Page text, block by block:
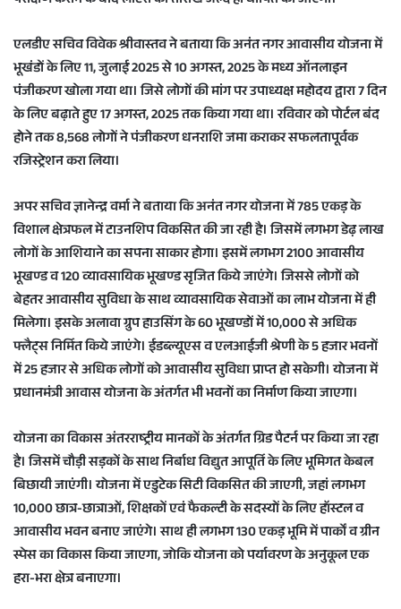
एलडीए सचिव विवेक श्रीवास्तव ने बताया कि अनंत नगर आवासीय योजना में
भूखंडों के लिए 11, जुलाई 2025 से 10 अगस्त, 2025 के मध्य ऑनलाइन
पंजीकरण खोला गया था। जिसे लोगों की मांग पर उपाध्यक्ष महोदय द्वारा 7 दिन
के लिए बढ़ाते हुए 17 अगस्त, 2025 तक किया गया था। रविवार को पोर्टल बंद
होने तक 8,568 लोगों ने पंजीकरण धनराशि जमा कराकर सफलतापूर्वक
रजिस्ट्रेशन करा लिया।
अपर सचिव ज्ञानेन्द्र वर्मा ने बताया कि अनंत नगर योजना में 785 एकड़ के
विशाल क्षेत्रफल में टाउनशिप विकसित की जा रही है। जिसमें लगभग डेढ़ लाख
लोगों के आशियाने का सपना साकार होगा। इसमें लगभग 2100 आवासीय
भूखण्ड व 120 व्यावसायिक भूखण्ड सृजित किये जाएंगे। जिससे लोगों को
बेहतर आवासीय सुविधा के साथ व्यावसायिक सेवाओं का लाभ योजना में ही
मिलेगा। इसके अलावा ग्रुप हाउसिंग के 60 भूखण्डों में 10,000 से अधिक
फ्लैट्स निर्मित किये जाएंगे। ईडब्ल्यूएस व एलआईजी श्रेणी के 5 हजार भवनों
में 25 हजार से अधिक लोगों को आवासीय सुविधा प्राप्त हो सकेगी। योजना में
प्रधानमंत्री आवास योजना के अंतर्गत भी भवनों का निर्माण किया जाएगा।
योजना का विकास अंतरराष्ट्रीय मानकों के अंतर्गत ग्रिड पैटर्न पर किया जा रहा
है। जिसमें चौड़ी सड़कों के साथ निर्बाध विद्युत आपूर्ति के लिए भूमिगत केबल
बिछायी जाएंगी। योजना में एडुटेक सिटी विकसित की जाएगी, जहां लगभग
10,000 छात्र-छात्राओं, शिक्षकों एवं फैकल्टी के सदस्यों के लिए हॉस्टल व
आवासीय भवन बनाए जाएंगे। साथ ही लगभग 130 एकड़ भूमि में पार्कों व ग्रीन
स्पेस का विकास किया जाएगा, जोकि योजना को पर्यावरण के अनुकूल एक
हरा-भरा क्षेत्र बनाएगा।